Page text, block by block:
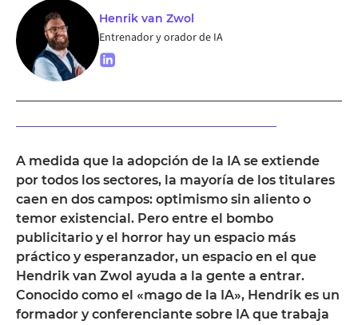
Henrik van Zwol
Entrenador y orador de IA
A medida que la adopción de la IA se extiende
por todos los sectores, la mayoría de los titulares
caen en dos campos: optimismo sin aliento o
temor existencial. Pero entre el bombo
publicitario y el horror hay un espacio más
práctico y esperanzador, un espacio en el que
Hendrik van Zwol ayuda a la gente a entrar.
Conocido como el «mago de la IA», Hendrik es un
formador y conferenciante sobre IA que trabaja